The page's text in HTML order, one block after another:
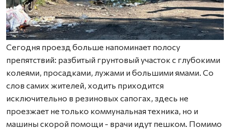
Сегодня проезд больше напоминает полосу
препятствий: разбитый грунтовый участок с глубокими
колеями, просадками, лужами и большими ямами. Со
слов самих жителей, ходить приходится
исключительно в резиновых сапогах, здесь не
проезжает не только коммунальная техника, но и
машины скорой помощи - врачи идут пешком. Помимо